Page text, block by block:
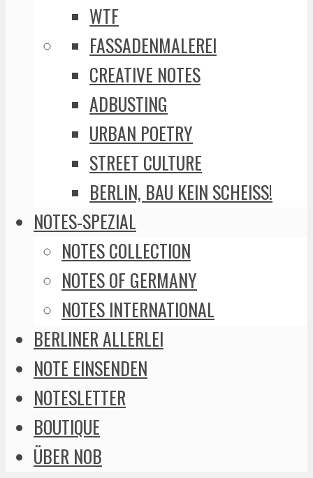
WTF
FASSADENMALEREI
CREATIVE NOTES
ADBUSTING
URBAN POETRY
STREET CULTURE
BERLIN, BAU KEIN SCHEISS!
NOTES-SPEZIAL
NOTES COLLECTION
NOTES OF GERMANY
NOTES INTERNATIONAL
BERLINER ALLERLEI
NOTE EINSENDEN
NOTESLETTER
BOUTIQUE
ÜBER NOB